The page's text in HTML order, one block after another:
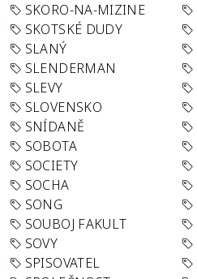
SKORO-NA-MIZINE
SKOTSKÉ DUDY
SLANÝ
SLENDERMAN
SLEVY
SLOVENSKO
SNÍDANĚ
SOBOTA
SOCIETY
SOCHA
SONG
SOUBOJ FAKULT
SOVY
SPISOVATEL